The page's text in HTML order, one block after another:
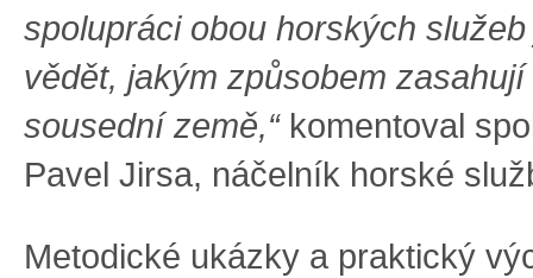
spolupráci obou horských
vědět, jakým způsobem
sousední země,“komentoval
Pavel Jirsa, náčelník horské
Metodické ukázky a praktický